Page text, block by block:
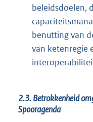
beleidsdoelen,
benutting van
van ketenregie
2.3. Betrokkenheid
Spooragenda